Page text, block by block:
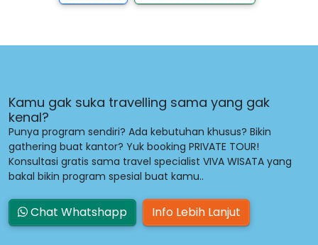
Kamu gak suka travelling sama yang gak
kenal?
Punya program sendiri? Ada kebutuhan khusus? Bikin
gathering buat kantor? Yuk booking PRIVATE TOUR!
Konsultasi gratis sama travel specialist VIVA WISATA yang
bakal bikin program spesial buat kamu..
Chat Whatshapp Info Lebih Lanjut